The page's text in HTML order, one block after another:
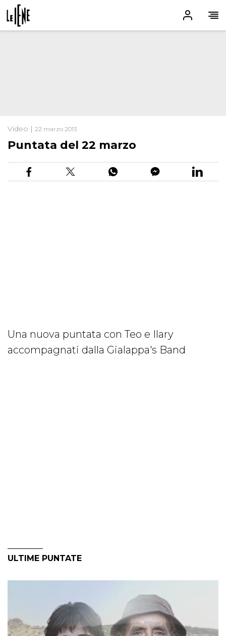
Video | 22 marzo 2013
Puntata del 22 marzo
Una nuova puntata con Teo e Ilary
accompagnati dalla Gialappa's Band
ULTIME PUNTATE